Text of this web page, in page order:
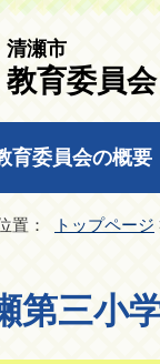
清瀬市
教育委員会
育委員会の概要
置： トップページ
第三小